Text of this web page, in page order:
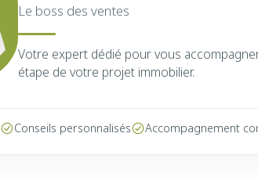
Le boss des ventes
Votre expert dédié pour vous
étape de votre projet immobilier.
Conseils personnalisés Accompagnement